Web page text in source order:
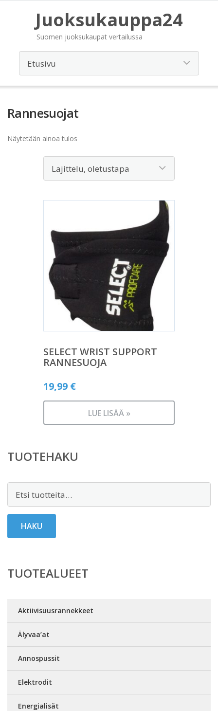
Juoksukauppa24
Suomen juoksukaupat vertailussa
Rannesuojat
Näytetään ainoa tulos
SELECT WRIST SUPPORT
RANNESUOJA
19,99 €
LUE LISÄÄ »
TUOTEHAKU
HAKU
TUOTEALUEET
Aktiivisuusrannekkeet
Älyvaa’at
Annospussit
Elektrodit
Energialisät